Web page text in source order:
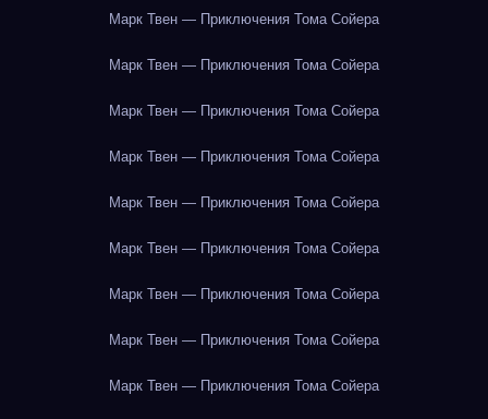
Марк Твен — Приключения Тома Сойера
Марк Твен — Приключения Тома Сойера
Марк Твен — Приключения Тома Сойера
Марк Твен — Приключения Тома Сойера
Марк Твен — Приключения Тома Сойера
Марк Твен — Приключения Тома Сойера
Марк Твен — Приключения Тома Сойера
Марк Твен — Приключения Тома Сойера
Марк Твен — Приключения Тома Сойера